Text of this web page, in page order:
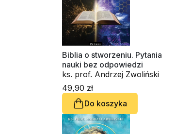
Biblia o stworzeniu. Pytania
nauki bez odpowiedzi
ks. prof. Andrzej Zwoliński
49,90 zł
Do koszyka